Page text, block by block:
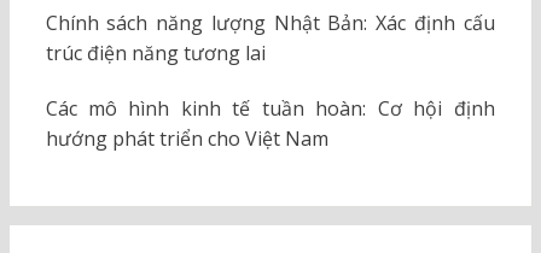
Chính sách năng lượng Nhật Bản: Xác định cấu
trúc điện năng tương lai
Các mô hình kinh tế tuần hoàn: Cơ hội định
hướng phát triển cho Việt Nam